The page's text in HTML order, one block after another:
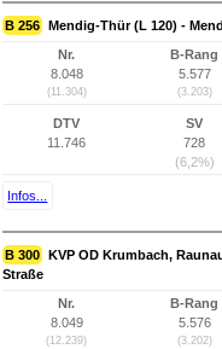
B 256 Mendig-Thür (L 120) -
Nr.
8.048
(11.304)
B-Rang
5.577
(3.203)
DTV
11.746
SV
728
(6,2%)
Infos...
B 300 KVP OD Krumbach,
Straße
Nr.
8.049
(12.239)
B-Rang
5.576
(3.202)